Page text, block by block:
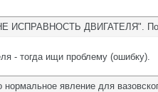
НЕ ИСПРАВНОСТЬ ДВИГАТЕЛЯ".
- тогда ищи проблему (ошибку).
явление для